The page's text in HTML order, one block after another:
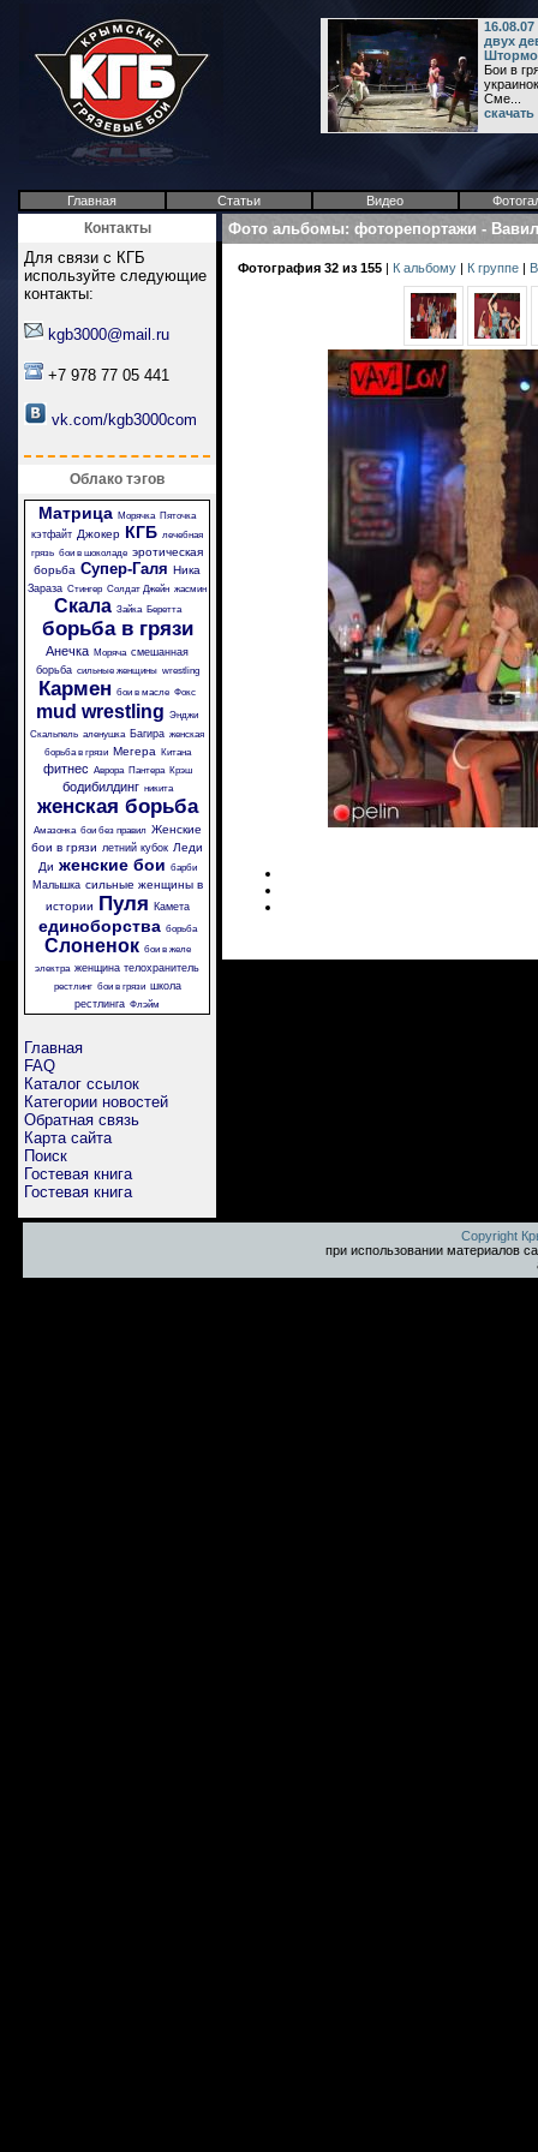
двух
Бои в
Сме...
Главная Статьи Видео
Контакты
Для связи с КГБ
используйте следующие
контакты:
kgb3000@mail.ru
+7 978 77 05 441
vk.com/kgb3000com
Облако тэгов
Матрица Морячка Пяточка
кэтфайт Джокер КГБ лечебная
грязь бои в шоколаде эротическая
борьба Супер-Галя Ника
Зараза Стингер Солдат Джейн жасмин
Скала Зайка Беретта
борьба в грязи
Анечка Моряча смешанная
борьба сильные женщины wrestling
Кармен бои в масле Фокс
mud wrestling Энджи
Скальпель аленушка Багира женская
борьба в грязи Мегера Китана
фитнес Аврора Пантера Крэш
бодибилдинг никита
женская борьба
Амазонка бои без правил Женские
бои в грязи летний кубок Леди
Ди женские бои барби
Малышка сильные женщины в
истории Пуля Камета
единоборства борьба
Слоненок бои в желе
электра женщина телохранитель
рестлинг бои в грязи школа
рестлинга Флэйм
Главная
FAQ
Каталог ссылок
Категории новостей
Обратная связь
Карта сайта
Поиск
Гостевая книга
Гостевая книга
Фото альбомы: фоторепортажи -
Фотография 32 из 155 | К альбому | К группе |
Copyright
при использовании материалов